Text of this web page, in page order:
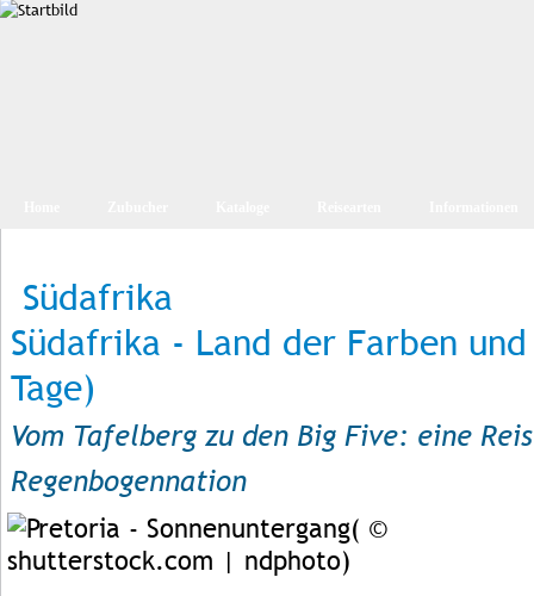
Südafrika
Südafrika - Land der Farben
Tage)
Vom Tafelberg zu den Big Five: eine
Regenbogennation